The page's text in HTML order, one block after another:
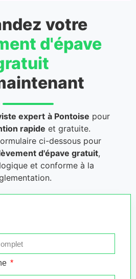
votre
d'épave
expert à Pontoise pour
rapide et gratuite.
ci-dessous pour
d'épave gratuit,
et conforme à la